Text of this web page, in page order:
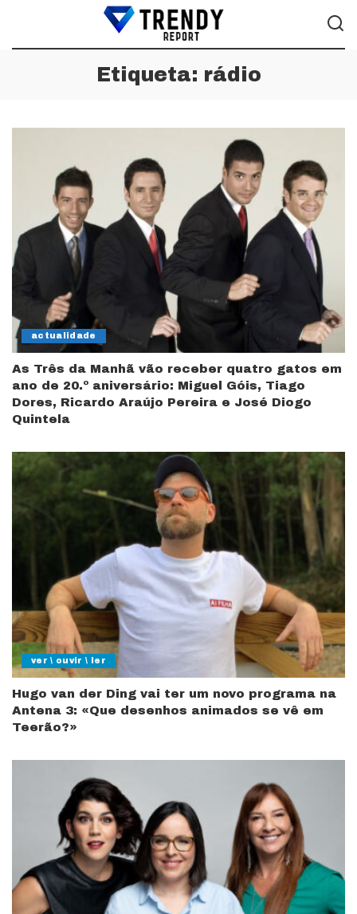
Etiqueta: rádio
actualidade
As Três da Manhã vão receber quatro gatos em
ano de 20.º aniversário: Miguel Góis, Tiago
Dores, Ricardo Araújo Pereira e José Diogo
Quintela
ver \ ouvir \ ler
Hugo van der Ding vai ter um novo programa na
Antena 3: «Que desenhos animados se vê em
Teerão?»